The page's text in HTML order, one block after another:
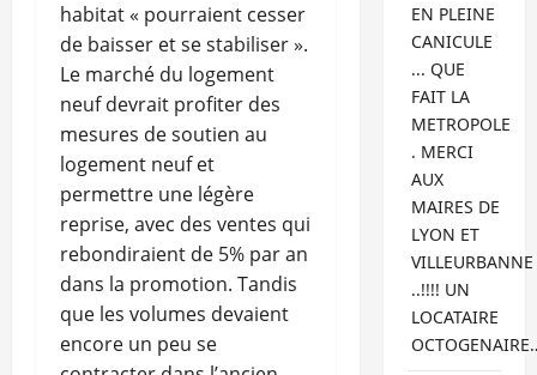
habitat « pourraient cesser
de baisser et se stabiliser ».
Le marché du logement
neuf devrait profiter des
mesures de soutien au
logement neuf et
permettre une légère
reprise, avec des ventes qui
rebondiraient de 5% par an
dans la promotion. Tandis
que les volumes devaient
encore un peu se
EN PLEINE
CANICULE
... QUE
FAIT LA
METROPOLE
. MERCI
AUX
MAIRES DE
LYON ET
VILLEURBANNE
..!!!! UN
LOCATAIRE